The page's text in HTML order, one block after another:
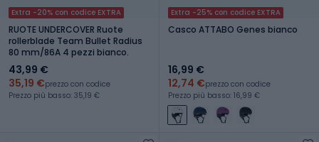
Extra -20% con codice EXTRA
RUOTE UNDERCOVER Ruote
rollerblade Team Bullet Radius
80 mm/86A 4 pezzi bianco.
43,99 €
35,19 €prezzo con codice
Prezzo più basso: 35,19 €
Extra -25% con codice EXTRA
Casco ATTABO Genes bianco
16,99 €
12,74 €prezzo con codice
Prezzo più basso: 16,99 €